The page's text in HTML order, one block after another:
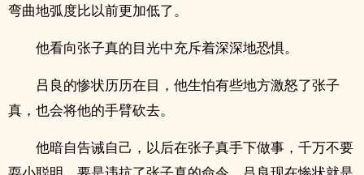
弯曲地弧度比以前更加低了。
他看向张子真的目光中充斥着深深地恐惧。
吕良的惨状历历在目，他生怕有些地方激怒了张子
真，也会将他的手臂砍去。
他暗自告诫自己，以后在张子真手下做事，千万不要